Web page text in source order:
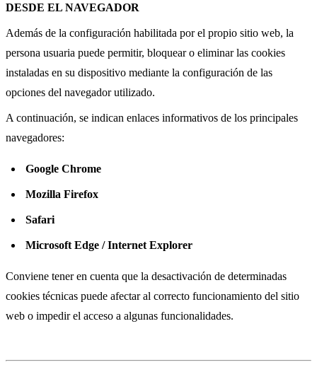
DESDE EL NAVEGADOR
Además de la configuración habilitada por el propio sitio web, la
persona usuaria puede permitir, bloquear o eliminar las cookies
instaladas en su dispositivo mediante la configuración de las
opciones del navegador utilizado.
A continuación, se indican enlaces informativos de los principales
navegadores:
Google Chrome
Mozilla Firefox
Safari
Microsoft Edge / Internet Explorer
Conviene tener en cuenta que la desactivación de determinadas
cookies técnicas puede afectar al correcto funcionamiento del sitio
web o impedir el acceso a algunas funcionalidades.